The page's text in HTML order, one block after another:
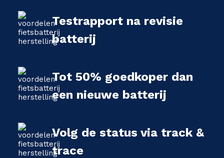
Testrapport na revisie
batterij
Tot 50% goedkoper dan
een nieuwe batterij
Volg de status via track &
trace